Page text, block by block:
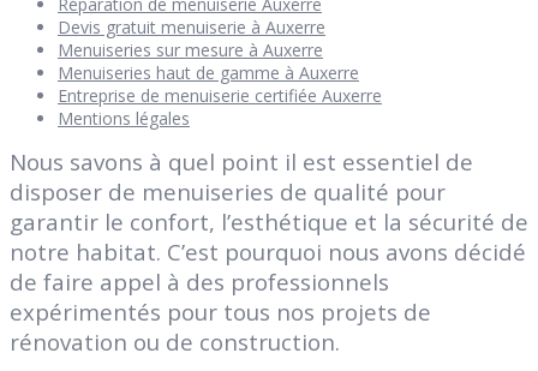
Devis gratuit menuiserie à Auxerre
Menuiseries sur mesure à Auxerre
Menuiseries haut de gamme à Auxerre
Entreprise de menuiserie certifiée Auxerre
Mentions légales
Nous savons à quel point il est essentiel de
disposer de menuiseries de qualité pour
garantir le confort, l’esthétique et la sécurité de
notre habitat. C’est pourquoi nous avons décidé
de faire appel à des professionnels
expérimentés pour tous nos projets de
rénovation ou de construction.